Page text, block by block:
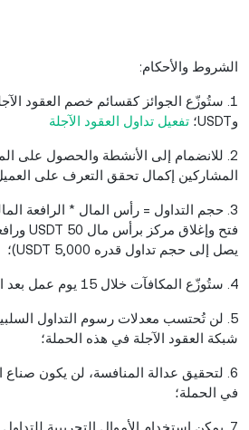
الشروط والأحكام:
1. ستُوزّع الجوائز كقسائم خصم العقود
وUSDT؛
تفعيل تداول العقود الآجلة
2. للانضمام إلى الأنشطة والحصول على
المشاركين إكمال تحقق التعرف على
3. حجم التداول = رأس المال * الرافعة
يصل إلى حجم تداول قدره 5,000 USDT)؛
4. ستُوزّع المكافآت خلال 15 يوم عمل بعد الحملة؛
5. لن تُحتسب معدلات رسوم التداول
شبكة العقود الآجلة في هذه الحملة؛
6. لتحقيق عدالة المنافسة، لن يكون
في الحملة؛